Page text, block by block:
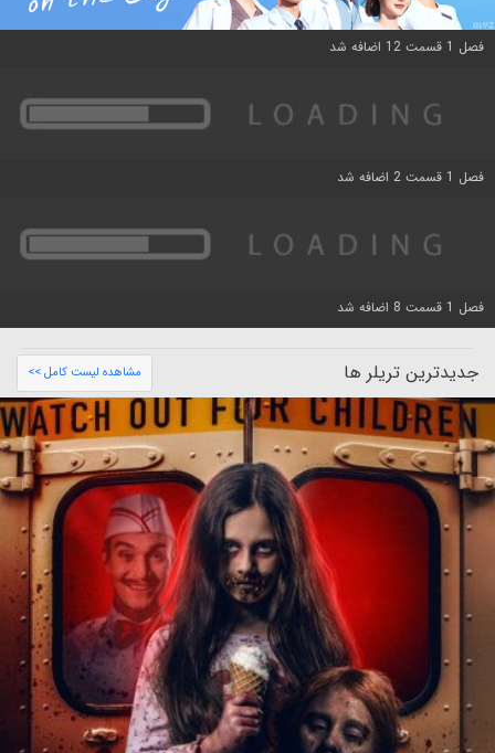
فصل 1 قسمت 12 اضافه شد
فصل 1 قسمت 2 اضافه شد
فصل 1 قسمت 8 اضافه شد
جدیدترین تریلر ها مشاهده لیست کامل >>